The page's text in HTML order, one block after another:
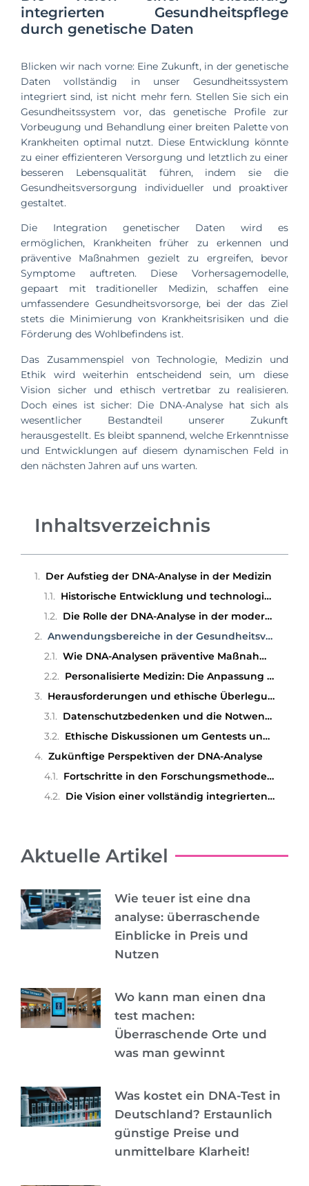
integrierten Gesundheitspflege
durch genetische Daten
Blicken wir nach vorne: Eine Zukunft, in der genetische
Daten vollständig in unser Gesundheitssystem
integriert sind, ist nicht mehr fern. Stellen Sie sich ein
Gesundheitssystem vor, das genetische Profile zur
Vorbeugung und Behandlung einer breiten Palette von
Krankheiten optimal nutzt. Diese Entwicklung könnte
zu einer effizienteren Versorgung und letztlich zu einer
besseren Lebensqualität führen, indem sie die
Gesundheitsversorgung individueller und proaktiver
gestaltet.
Die Integration genetischer Daten wird es
ermöglichen, Krankheiten früher zu erkennen und
präventive Maßnahmen gezielt zu ergreifen, bevor
Symptome auftreten. Diese Vorhersagemodelle,
gepaart mit traditioneller Medizin, schaffen eine
umfassendere Gesundheitsvorsorge, bei der das Ziel
stets die Minimierung von Krankheitsrisiken und die
Förderung des Wohlbefindens ist.
Das Zusammenspiel von Technologie, Medizin und
Ethik wird weiterhin entscheidend sein, um diese
Vision sicher und ethisch vertretbar zu realisieren.
Doch eines ist sicher: Die DNA-Analyse hat sich als
wesentlicher Bestandteil unserer Zukunft
herausgestellt. Es bleibt spannend, welche Erkenntnisse
und Entwicklungen auf diesem dynamischen Feld in
den nächsten Jahren auf uns warten.
Inhaltsverzeichnis
Der Aufstieg der DNA-Analyse in der Medizin
Historische Entwicklung und technologische Fortschritte
Die Rolle der DNA-Analyse in der modernen Diagnostik
Anwendungsbereiche in der Gesundheitsvorsorge
Wie DNA-Analysen präventive Maßnahmen unterstützen
Personalisierte Medizin: Die Anpassung von Behandlungen auf genetische Profile
Herausforderungen und ethische Überlegungen
Datenschutzbedenken und die Notwendigkeit der Anonymität
Ethische Diskussionen um Gentests und den Zugang zu genetischen Informationen
Zukünftige Perspektiven der DNA-Analyse
Fortschritte in den Forschungsmethoden und neuen Technologien
Die Vision einer vollständig integrierten Gesundheitspflege durch genetische Daten
Aktuelle Artikel
Wie teuer ist eine dna
analyse: überraschende
Einblicke in Preis und
Nutzen
Wo kann man einen dna
test machen:
Überraschende Orte und
was man gewinnt
Was kostet ein DNA-Test in
Deutschland? Erstaunlich
günstige Preise und
unmittelbare Klarheit!